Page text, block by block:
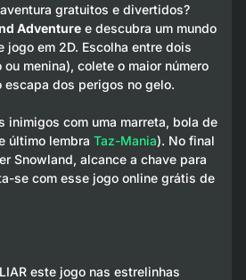
gratuitos e divertidos?
Adventuree descubra um mundo
jogo em 2D. Escolha entre dois
menina), colete o maior número
escapa dos perigos no gelo.
inimigos com uma marreta, bola de
último lembra Taz-Mania). No final
Snowland, alcance a chave para
se com esse jogo online grátis de
este jogo nas estrelinhas